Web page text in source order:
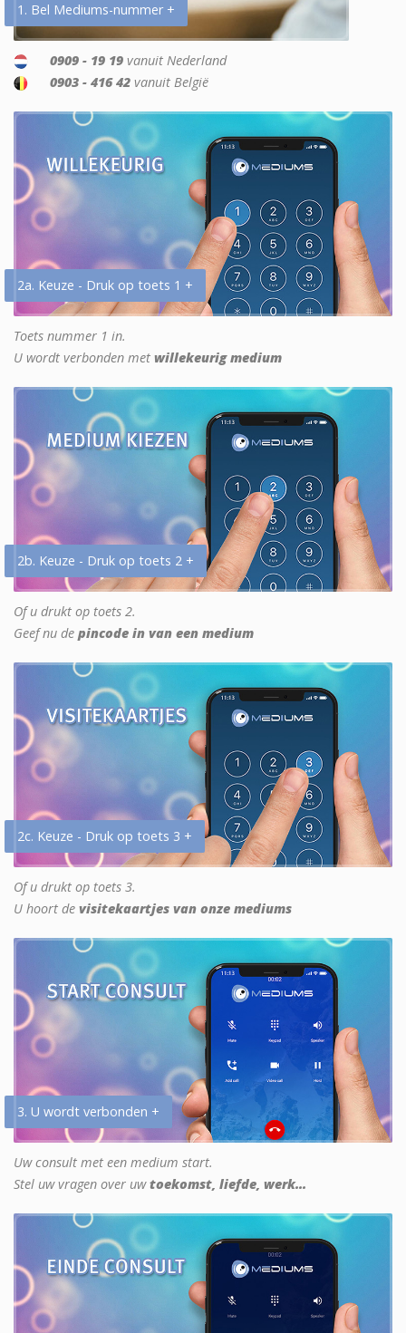
1. Bel Mediums-nummer +
0909 - 19 19 vanuit Nederland
0903 - 416 42 vanuit België
2a. Keuze - Druk op toets 1 +
Toets nummer 1 in.
U wordt verbonden met willekeurig medium
2b. Keuze - Druk op toets 2 +
Of u drukt op toets 2.
Geef nu de pincode in van een medium
2c. Keuze - Druk op toets 3 +
Of u drukt op toets 3.
U hoort de visitekaartjes van onze mediums
3. U wordt verbonden +
Uw consult met een medium start.
Stel uw vragen over uwtoekomst, liefde, werk...